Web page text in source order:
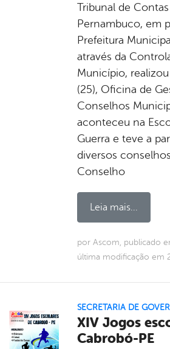
Tribunal de
Pernambuco, em
Prefeitura
através da
Município,
(25), Oficina de
Conselhos
aconteceu na
Guerra e teve a
diversos
Conselho
Leia mais...
por Ascom, publicado
última modificação em
SECRETARIA DE
XIV Jogos
Cabrobó-PE